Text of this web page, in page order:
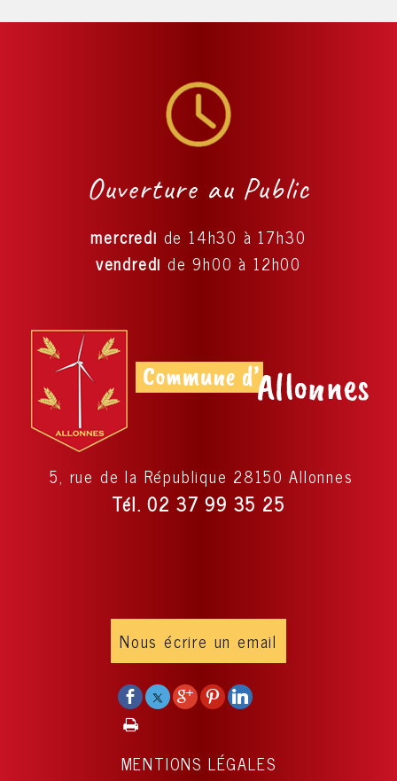
Ouverture au Public
mercredi de 14h30 à 17h30
vendredi de 9h00 à 12h00
5, rue de la République 28150 Allonnes
Tél. 02 37 99 35 25
Nous écrire un email
MENTIONS LÉGALES